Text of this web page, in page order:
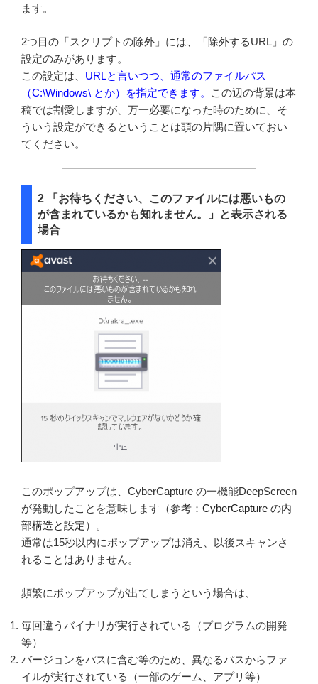
ます。
2つ目の「スクリプトの除外」には、「除外するURL」の
設定のみがあります。
この設定は、 URLと言いつつ、通常のファイルパス
（C:\Windows\ とか）を指定できます。
この辺の背景は本
稿では割愛しますが、万一必要になった時のために、そ
ういう設定ができるということは頭の片隅に置いておい
てください。
2 「お待ちください、このファイルには悪いもの
が含まれているかも知れません。」と表示される
場合
このポップアップは、CyberCapture の一機能DeepScreen
が発動したことを意味します（参考： CyberCapture の内
部構造と設定）。
通常は15秒以内にポップアップは消え、以後スキャンさ
れることはありません。
頻繁にポップアップが出てしまうという場合は、
毎回違うバイナリが実行されている（プログラムの開発
等）
バージョンをパスに含む等のため、異なるパスからファ
イルが実行されている（一部のゲーム、アプリ等）